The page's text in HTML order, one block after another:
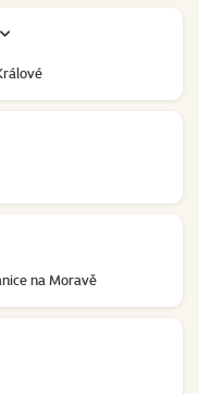
na Moravě